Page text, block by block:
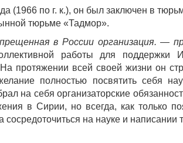
(1966 по г. к.), он был заключен в
тюрьме «Тадмор».
в России организация. —
работы для поддержки
протяжении всей своей жизни он
полностью посвятить себя
на себя организаторские
в Сирии, но всегда, как только
на науке и написании